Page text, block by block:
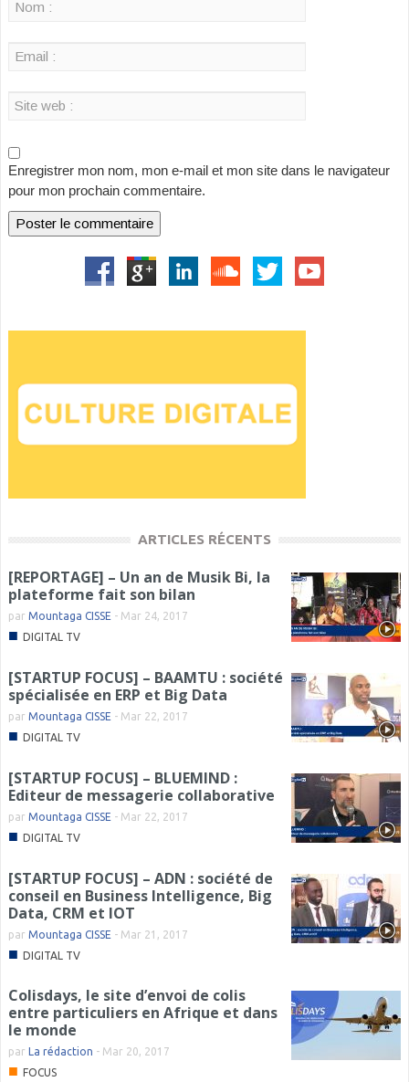
Enregistrer mon nom, mon e-mail et mon site dans le navigateur
pour mon prochain commentaire.
ARTICLES RÉCENTS
[REPORTAGE] – Un an de Musik Bi, la
plateforme fait son bilan
par Mountaga CISSE - Mar 24, 2017
■ DIGITAL TV
[STARTUP FOCUS] – BAAMTU : société
spécialisée en ERP et Big Data
par Mountaga CISSE - Mar 22, 2017
■ DIGITAL TV
[STARTUP FOCUS] – BLUEMIND :
Editeur de messagerie collaborative
par Mountaga CISSE - Mar 22, 2017
■ DIGITAL TV
[STARTUP FOCUS] – ADN : société de
conseil en Business Intelligence, Big
Data, CRM et IOT
par Mountaga CISSE - Mar 21, 2017
■ DIGITAL TV
Colisdays, le site d’envoi de colis
entre particuliers en Afrique et dans
le monde
par La rédaction - Mar 20, 2017
■ FOCUS